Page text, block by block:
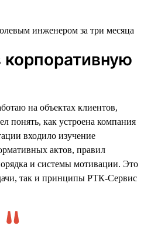
на объектах клиентов,
понять, как устроена компания
входило изучение
актов, правил
и системы мотивации. Это
так и принципы РТК-Сервис